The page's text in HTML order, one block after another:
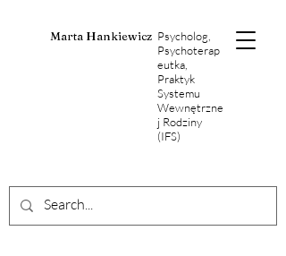
Marta Hankiewicz Psycholog,
Psychoterap
eutka,
Praktyk
Systemu
Wewnętrzne
j Rodziny
(IFS)